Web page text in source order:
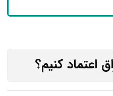
اعتماد کنیم؟